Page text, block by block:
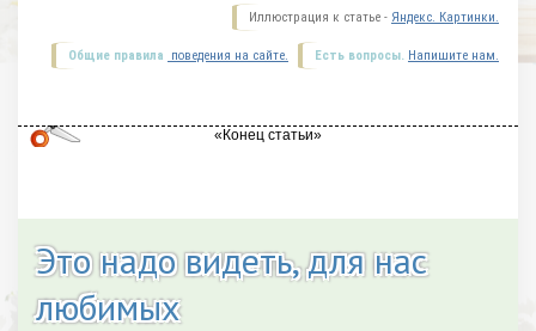
Иллюстрация к статье - Яндекс. Картинки.
Есть вопросы. Напишите нам.
Общие правила поведения на сайте.
Это надо видеть, для нас
любимых